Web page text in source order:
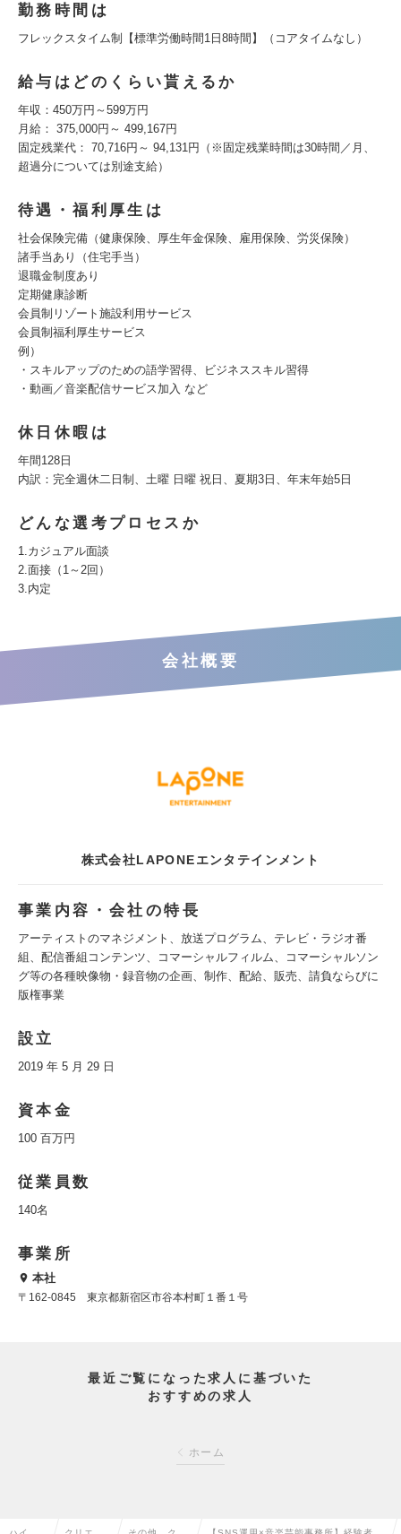
勤務時間は
フレックスタイム制【標準労働時間1日8時間】（コアタイムなし）
給与はどのくらい貰えるか
年収：450万円～599万円
月給： 375,000円～ 499,167円
固定残業代： 70,716円～ 94,131円（※固定残業時間は30時間／月、
超過分については別途支給）
待遇・福利厚生は
社会保険完備（健康保険、厚生年金保険、雇用保険、労災保険）
諸手当あり（住宅手当）
退職金制度あり
定期健康診断
会員制リゾート施設利用サービス
会員制福利厚生サービス
例）
・スキルアップのための語学習得、ビジネススキル習得
・動画／音楽配信サービス加入 など
休日休暇は
年間128日
内訳：完全週休二日制、土曜 日曜 祝日、夏期3日、年末年始5日
どんな選考プロセスか
1.カジュアル面談
2.面接（1～2回）
3.内定
会社概要
株式会社LAPONEエンタテインメント
事業内容・会社の特長
アーティストのマネジメント、放送プログラム、テレビ・ラジオ番
組、配信番組コンテンツ、コマーシャルフィルム、コマーシャルソン
グ等の各種映像物・録音物の企画、制作、配給、販売、請負ならびに
版権事業
設立
2019 年 5 月 29 日
資本金
100 百万円
従業員数
140名
事業所
本社
〒162-0845 東京都新宿区市谷本村町１番１号
最近ご覧になった求人に基づいた
おすすめの求人
ホーム